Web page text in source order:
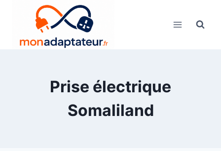
Prise électrique
Somaliland